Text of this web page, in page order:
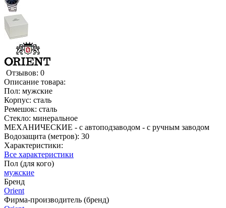
Отзывов: 0
Описание товара:
Пол: мужские
Корпус: сталь
Ремешок: сталь
Стекло: минеральное
МЕХАНИЧЕСКИЕ - с автоподзаводом - с ручным заводом
Водозащита (метров): 30
Характеристики:
Все характеристики
Пол (для кого)
мужские
Бренд
Orient
Фирма-производитель (бренд)